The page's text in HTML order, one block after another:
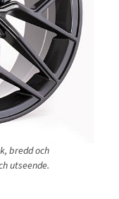
bredd och
utseende.